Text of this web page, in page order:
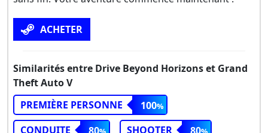
ACHETER
Similarités entre Drive Beyond Horizons et Grand
Theft Auto V
PREMIÈRE PERSONNE
100
CONDUITE
SHOOTER